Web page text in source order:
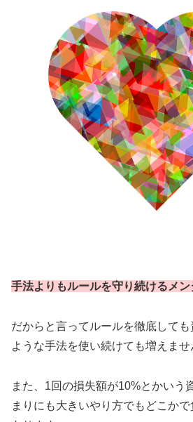
手法よりもルールを守り続けるメ
だからと言ってルールを徹底して
ような手法を使い続けても増えませ
また、1回の損失額が10%とかいう
まりにも大きいやり方でもどこか